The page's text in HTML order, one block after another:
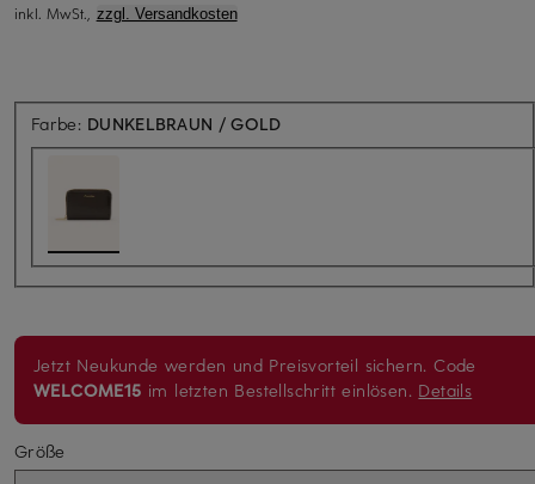
inkl. MwSt., zzgl. Versandkosten
Farbe: DUNKELBRAUN / GOLD
Jetzt Neukunde werden und Preisvorteil sichern. Code
WELCOME15 im letzten Bestellschritt einlösen. Details
Größe